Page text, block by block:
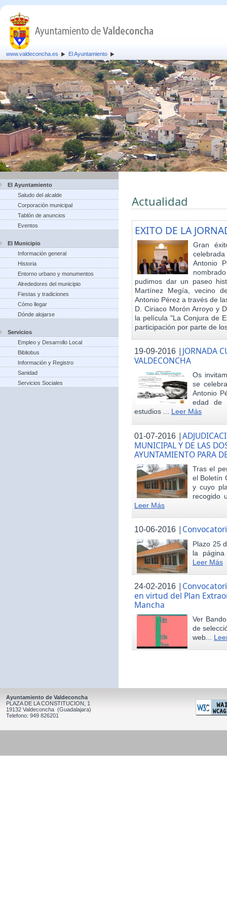
www.valdeconcha.es El Ayuntamiento
El Ayuntamiento
Saludo del alcalde
Corporación municipal
Tablón de anuncios
Eventos
El Municipio
Información general
Historia
Entorno urbano y monumentos
Alrededores del municipio
Fiestas y tradiciones
Cómo llegar
Dónde alojarse
Servicios
Empleo y Desarrollo Local
Bibliobus
Información y Registro
Sanidad
Servicios Sociales
Actualidad
EXITO DE LA
Gran
Antonio
pudimos dar un paseo
Martínez Megía, vecino
Antonio Pérez a través de
D. Ciriaco Morón Arroyo y
la película "La Conjura de
participación por parte de
19-09-2016 | JORNADA
VALDECONCHA
Os
se
Antonio
edad de
estudios ... Leer Más
01-07-2016 |
MUNICIPAL Y DE LAS
AYUNTAMIENTO PARA
Tras el
el Boletín
y cuyo
recogido
Leer Más
10-06-2016 |
Plazo 25
la
Leer Más
24-02-2016 |
en virtud del Plan
Mancha
Ver
de
web...
Ayuntamiento de Valdeconcha
PLAZA DE LA CONSTITUCION, 1
19132 Valdeconcha (Guadalajara)
Telefono: 949 826201